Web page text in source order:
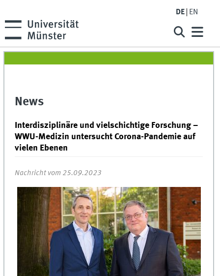
DE EN
News
Interdisziplinäre und vielschichtige Forschung –
WWU-Medizin untersucht Corona-Pandemie auf
vielen Ebenen
Nachricht vom 25.09.2023